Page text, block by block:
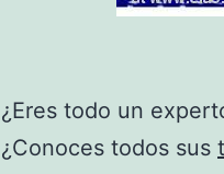
¿Eres todo un
¿Conoces todos sus